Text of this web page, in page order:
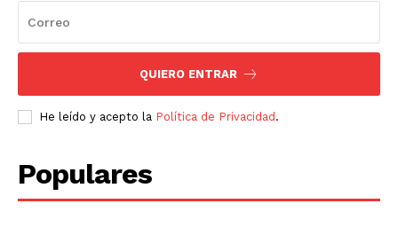
QUIERO ENTRAR
He leído y acepto la Política de Privacidad .
Populares